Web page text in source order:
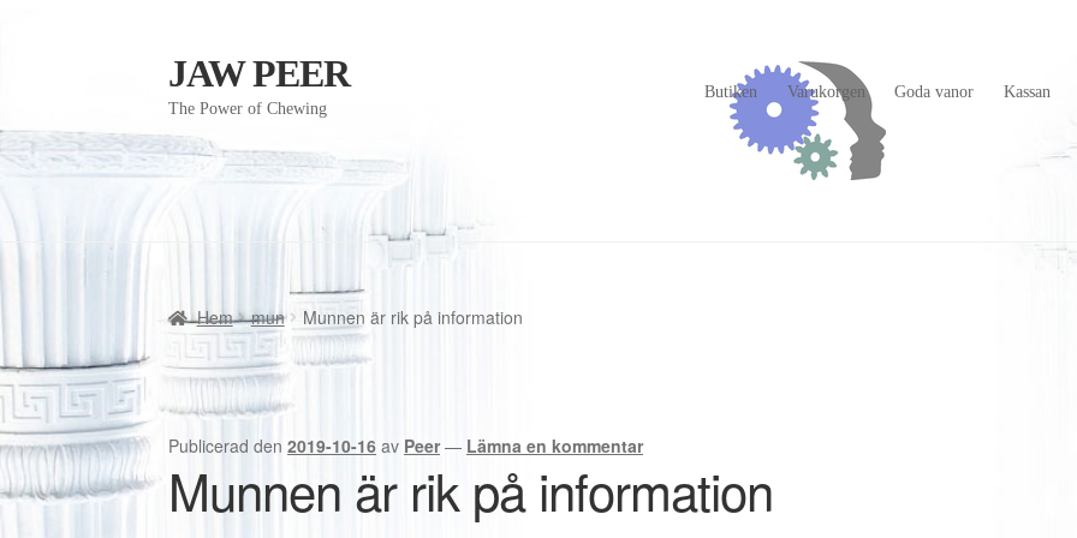
Hoppa
Hoppa
JAW PEER
The Power of Chewing
Butiken Varukorgen Goda vanor Kassan
Hem mun Munnen är rik på information
Publicerad den2019-10-16 av Peer — Lämna en kommentar
Munnen är rik på information